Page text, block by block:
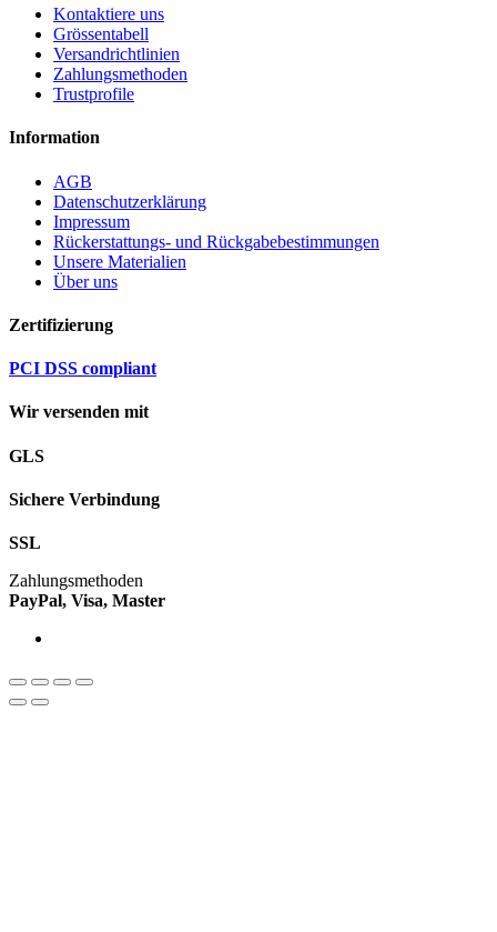
Kontaktiere uns
Grössentabell
Versandrichtlinien
Zahlungsmethoden
Trustprofile
Information
AGB
Datenschutzerklärung
Impressum
Rückerstattungs- und Rückgabebestimmungen
Unsere Materialien
Über uns
Zertifizierung
PCI DSS compliant
Wir versenden mit
GLS
Sichere Verbindung
SSL
Zahlungsmethoden
PayPal, Visa, Master